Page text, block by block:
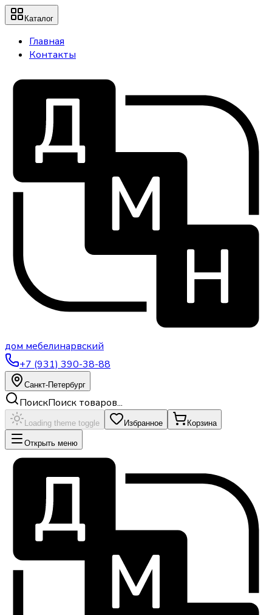
Каталог
Главная
Контакты
дом мебелинарвский
+7 (931) 390-38-88
Санкт-Петербург
ПоискПоиск товаров...
Loading theme toggle Избранное Корзина
Открыть меню